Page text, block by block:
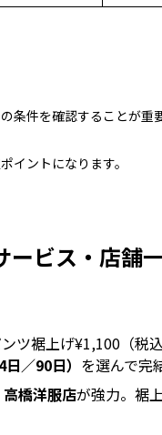
条件を確認することが重要
イントになります。
ービス・店舗
ツ裾上げ¥1,100（税込
／90日） を選んで完
高橋洋服店が強力。裾